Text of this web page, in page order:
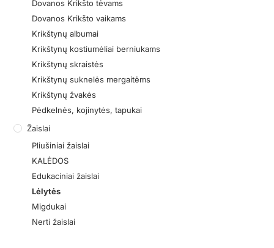
Dovanos Krikšto tėvams
Dovanos Krikšto vaikams
Krikštynų albumai
Krikštynų kostiumėliai berniukams
Krikštynų skraistės
Krikštynų suknelės mergaitėms
Krikštynų žvakės
Pėdkelnės, kojinytės, tapukai
Žaislai
Pliušiniai žaislai
KALĖDOS
Edukaciniai žaislai
Lėlytės
Migdukai
Nerti žaislai